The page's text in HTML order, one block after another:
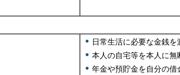
日常生活に必要な金銭を
本人の自宅等を本人に無
年金や預貯金を自分の